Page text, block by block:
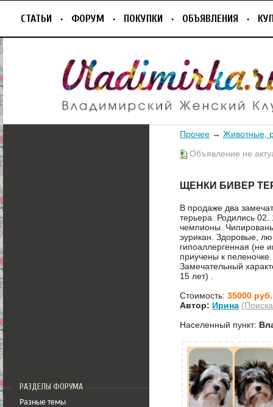
СТАТЬИ ФОРУМ ПОКУПКИ ОБЪЯВЛЕНИЯ
РАЗДЕЛЫ ФОРУМА
Разные темы
Прочее → Животные,
Объявление не
ЩЕНКИ БИВЕР
В продаже два
терьера. Родились
чемпионы.
эурикан. Здоровые,
гипоаллергенная (не
приучены к
Замечательный
15 лет) .
Стоимость: 35000 руб.
Автор: Ирина
Населенный пункт: